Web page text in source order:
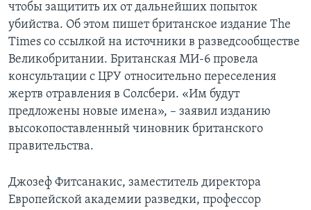
чтобы защитить их от дальнейших попыток
убийства. Об этом пишет британское издание The
Times со ссылкой на источники в разведсообществе
Великобритании. Британская МИ-6 провела
консультации с ЦРУ относительно переселения
жертв отравления в Солсбери. «Им будут
предложены новые имена», – заявил изданию
высокопоставленный чиновник британского
правительства.
Джозеф Фитсанакис, заместитель директора
Европейской академии разведки, профессор